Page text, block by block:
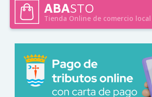
ABASTO
Tienda Online de comercio local